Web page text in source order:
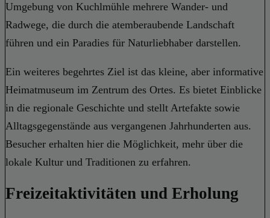
Umgebung von Kuchlmühle mehrere Wander- und
Radwege, die durch die atemberaubende Landschaft
führen und ein Paradies für Naturliebhaber darstellen.
Ein weiteres begehrtes Ziel ist das kleine, aber informative
Heimatmuseum im Zentrum des Ortes. Es bietet Einblicke
in die regionale Geschichte und stellt Artefakte sowie
Alltagsgegenstände aus vergangenen Jahrhunderten aus.
Besucher erhalten hier die Möglichkeit, mehr über die
lokale Kultur und Traditionen zu erfahren.
Freizeitaktivitäten und Erholung